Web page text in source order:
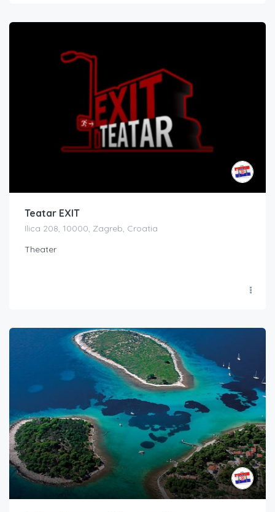
Teatar EXIT
Ilica 208, 10000, Zagreb, Croatia
Theater